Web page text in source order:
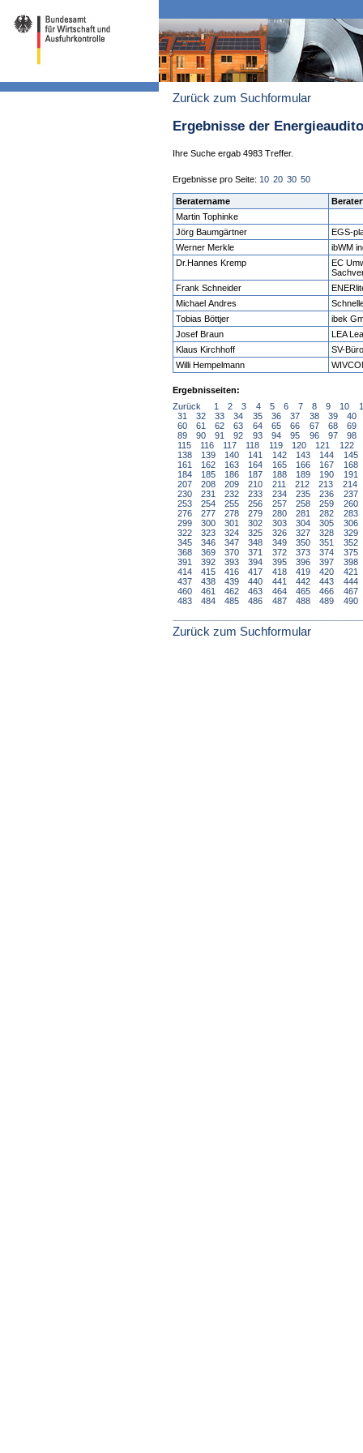
Zurück zum Suchformular
Ergebnisse der
Ihre Suche ergab 4983 Treffer.
Ergebnisse pro Seite: 10 20 30 50
Beratername
Martin Tophinke
Jörg Baumgärtner
EGS-
Werner Merkle
ibWM
Dr.Hannes Kremp
EC
Frank Schneider
Michael Andres
Tobias Böttjer
ibek
Josef Braun
LEA
Klaus Kirchhoff
SV-
Willi Hempelmann
Ergebnisseiten:
Zurück
1 2 3 4 5 6 7 8 9 10
31
32 33 34 35 36 37 38 39
40
60
61 62 63 64 65 66 67 68
69
89
90 91 92 93 94 95 96 97
98
115
116 117 118 119 120 121 122
138
139 140 141 142 143 144
145
161
162 163 164 165 166 167
168
184
185 186 187 188 189 190
191
207
208 209 210 211 212 213
214
230
231 232 233 234 235 236
237
253
254 255 256 257 258 259
260
276
277 278 279 280 281 282
283
299
300 301 302 303 304 305
306
322
323 324 325 326 327 328
329
345
346 347 348 349 350 351
352
368
369 370 371 372 373 374
375
391
392 393 394 395 396 397
398
414
415 416 417 418 419 420
421
437
438 439 440 441 442 443
444
460
461 462 463 464 465 466
467
483
484 485 486 487 488 489 490
Zurück zum Suchformular